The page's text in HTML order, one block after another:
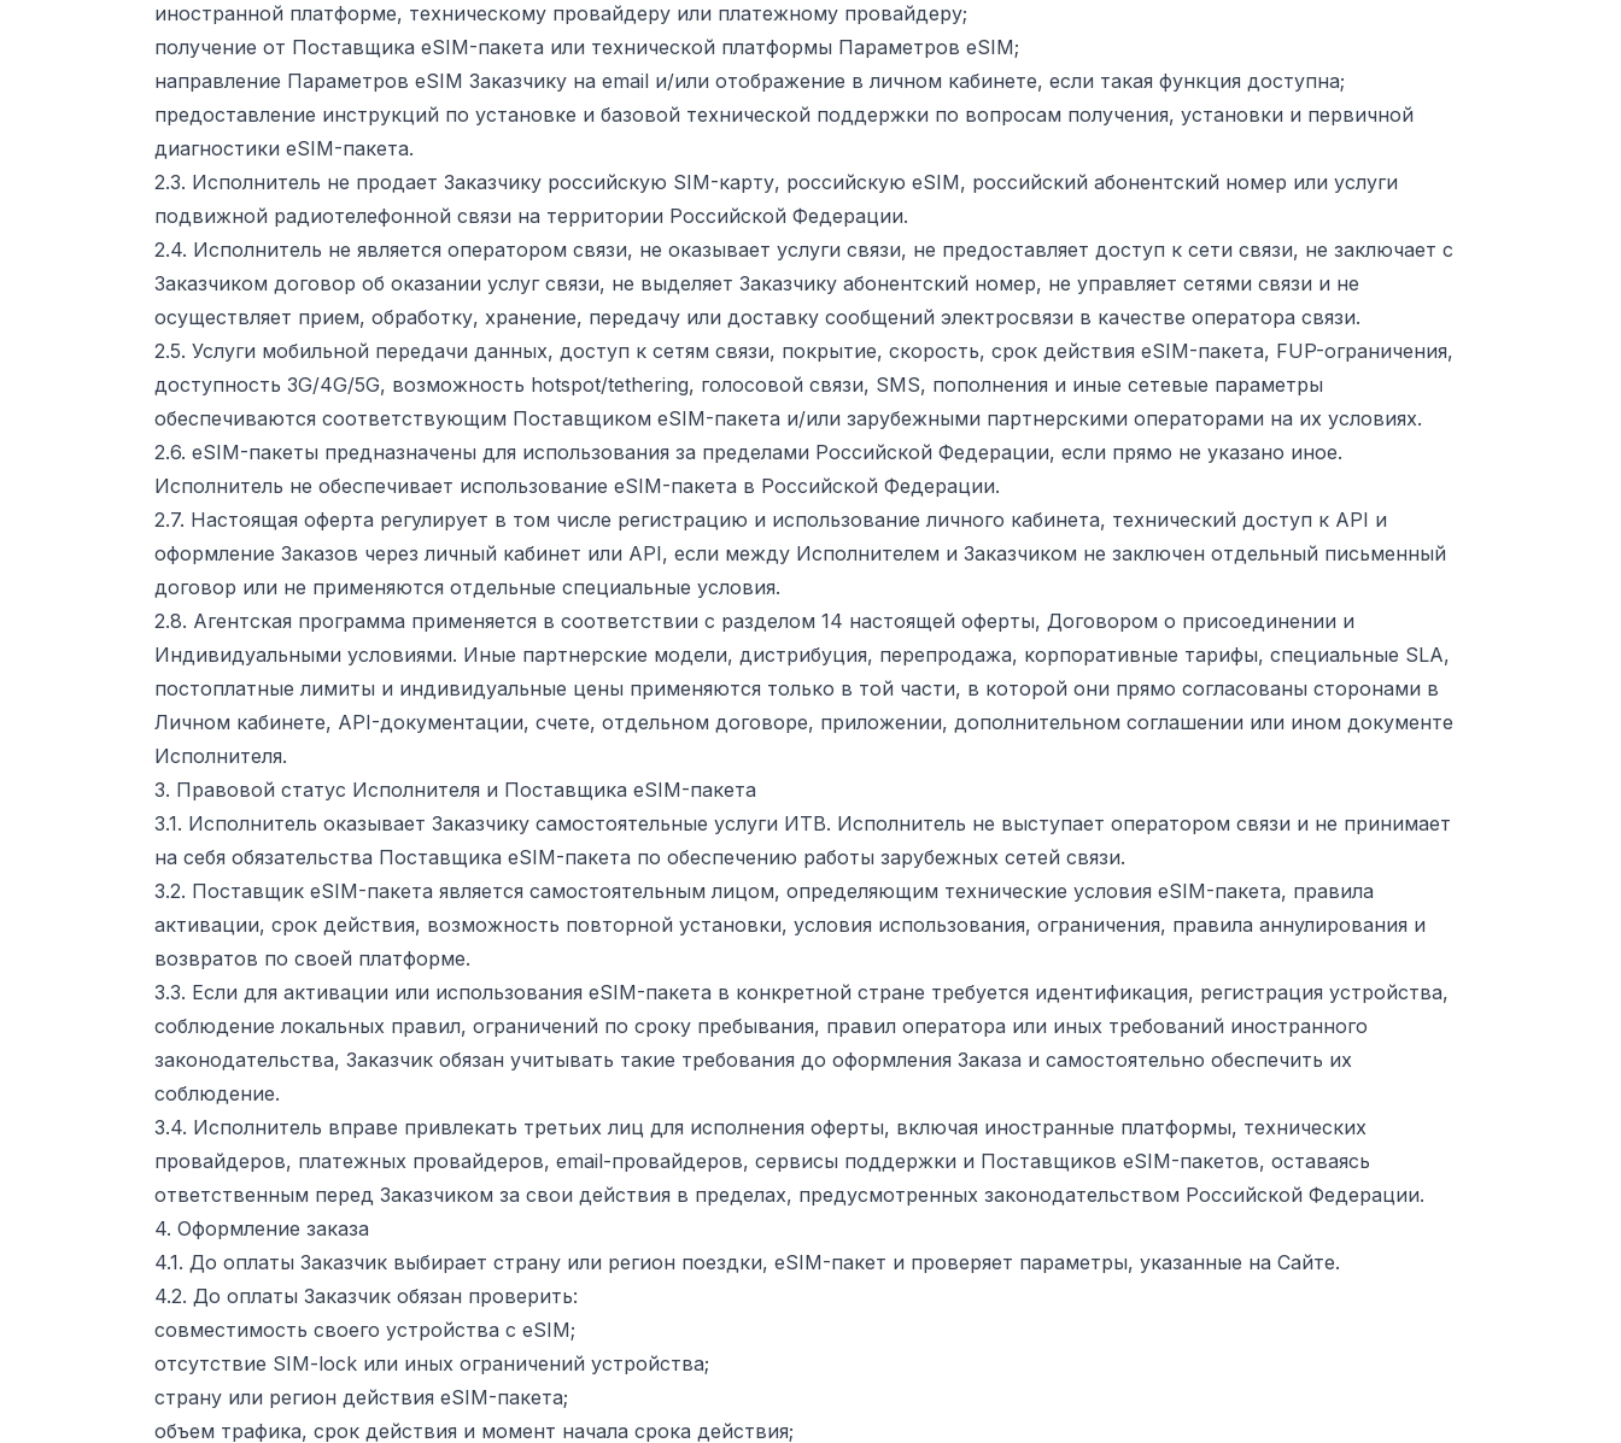
иностранной платформе, техническому провайдеру или платежному провайдеру;
получение от Поставщика eSIM-пакета или технической платформы Параметров eSIM;
направление Параметров eSIM Заказчику на email и/или отображение в личном кабинете, если такая функция доступна;
предоставление инструкций по установке и базовой технической поддержки по вопросам получения, установки и первичной
диагностики eSIM-пакета.
2.3. Исполнитель не продает Заказчику российскую SIM-карту, российскую eSIM, российский абонентский номер или услуги
подвижной радиотелефонной связи на территории Российской Федерации.
2.4. Исполнитель не является оператором связи, не оказывает услуги связи, не предоставляет доступ к сети связи, не заключает с
Заказчиком договор об оказании услуг связи, не выделяет Заказчику абонентский номер, не управляет сетями связи и не
осуществляет прием, обработку, хранение, передачу или доставку сообщений электросвязи в качестве оператора связи.
2.5. Услуги мобильной передачи данных, доступ к сетям связи, покрытие, скорость, срок действия eSIM-пакета, FUP-ограничения,
доступность 3G/4G/5G, возможность hotspot/tethering, голосовой связи, SMS, пополнения и иные сетевые параметры
обеспечиваются соответствующим Поставщиком eSIM-пакета и/или зарубежными партнерскими операторами на их условиях.
2.6. eSIM-пакеты предназначены для использования за пределами Российской Федерации, если прямо не указано иное.
Исполнитель не обеспечивает использование eSIM-пакета в Российской Федерации.
2.7. Настоящая оферта регулирует в том числе регистрацию и использование личного кабинета, технический доступ к API и
оформление Заказов через личный кабинет или API, если между Исполнителем и Заказчиком не заключен отдельный письменный
договор или не применяются отдельные специальные условия.
2.8. Агентская программа применяется в соответствии с разделом 14 настоящей оферты, Договором о присоединении и
Индивидуальными условиями. Иные партнерские модели, дистрибуция, перепродажа, корпоративные тарифы, специальные SLA,
постоплатные лимиты и индивидуальные цены применяются только в той части, в которой они прямо согласованы сторонами в
Личном кабинете, API-документации, счете, отдельном договоре, приложении, дополнительном соглашении или ином документе
Исполнителя.
3. Правовой статус Исполнителя и Поставщика eSIM-пакета
3.1. Исполнитель оказывает Заказчику самостоятельные услуги ИТВ. Исполнитель не выступает оператором связи и не принимает
на себя обязательства Поставщика eSIM-пакета по обеспечению работы зарубежных сетей связи.
3.2. Поставщик eSIM-пакета является самостоятельным лицом, определяющим технические условия eSIM-пакета, правила
активации, срок действия, возможность повторной установки, условия использования, ограничения, правила аннулирования и
возвратов по своей платформе.
3.3. Если для активации или использования eSIM-пакета в конкретной стране требуется идентификация, регистрация устройства,
соблюдение локальных правил, ограничений по сроку пребывания, правил оператора или иных требований иностранного
законодательства, Заказчик обязан учитывать такие требования до оформления Заказа и самостоятельно обеспечить их
соблюдение.
3.4. Исполнитель вправе привлекать третьих лиц для исполнения оферты, включая иностранные платформы, технических
провайдеров, платежных провайдеров, email-провайдеров, сервисы поддержки и Поставщиков eSIM-пакетов, оставаясь
ответственным перед Заказчиком за свои действия в пределах, предусмотренных законодательством Российской Федерации.
4. Оформление заказа
4.1. До оплаты Заказчик выбирает страну или регион поездки, eSIM-пакет и проверяет параметры, указанные на Сайте.
4.2. До оплаты Заказчик обязан проверить:
совместимость своего устройства с eSIM;
отсутствие SIM-lock или иных ограничений устройства;
страну или регион действия eSIM-пакета;
объем трафика, срок действия и момент начала срока действия;